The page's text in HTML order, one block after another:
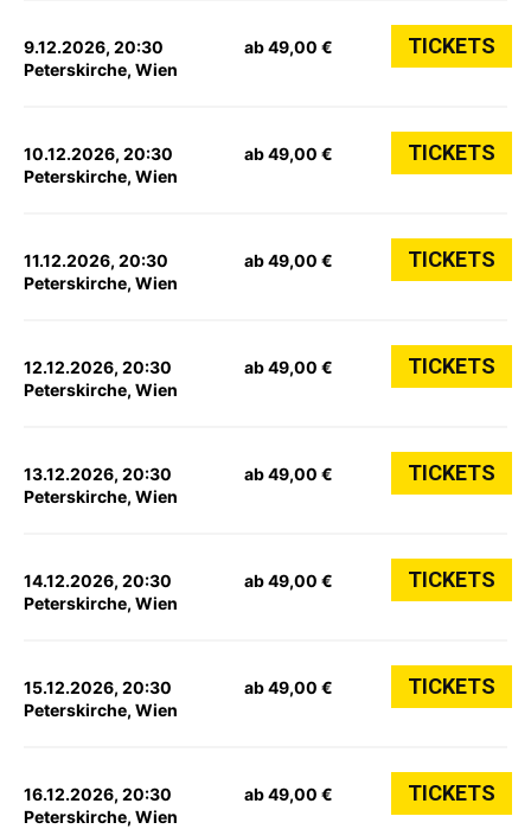
9.12.2026, 20:30
Peterskirche, Wien
ab 49,00 € TICKETS
10.12.2026, 20:30
Peterskirche, Wien
ab 49,00 € TICKETS
11.12.2026, 20:30
Peterskirche, Wien
ab 49,00 € TICKETS
12.12.2026, 20:30
Peterskirche, Wien
ab 49,00 € TICKETS
13.12.2026, 20:30
Peterskirche, Wien
ab 49,00 € TICKETS
14.12.2026, 20:30
Peterskirche, Wien
ab 49,00 € TICKETS
15.12.2026, 20:30
Peterskirche, Wien
ab 49,00 € TICKETS
16.12.2026, 20:30
Peterskirche, Wien
ab 49,00 € TICKETS